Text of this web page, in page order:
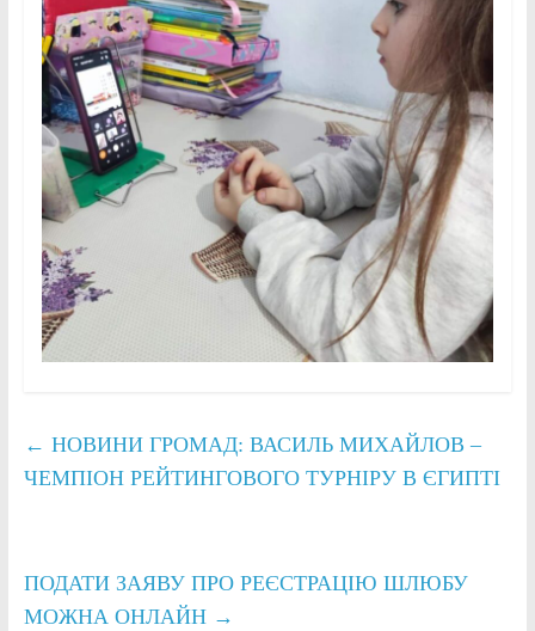
← НОВИНИ ГРОМАД: ВАСИЛЬ МИХАЙЛОВ –
ЧЕМПІОН РЕЙТИНГОВОГО ТУРНІРУ В ЄГИПТІ
ПОДАТИ ЗАЯВУ ПРО РЕЄСТРАЦІЮ ШЛЮБУ
МОЖНА ОНЛАЙН →